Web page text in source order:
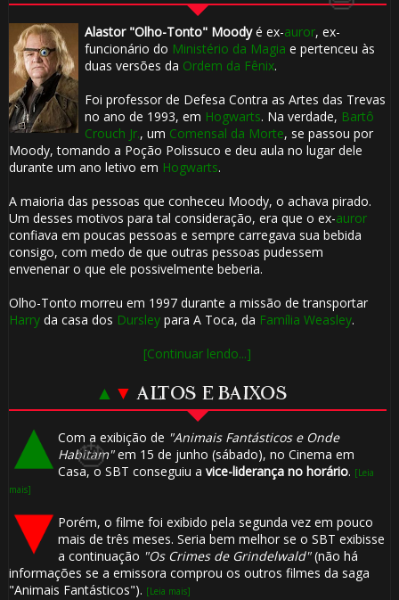
Alastor "Olho-Tonto" Moodyé ex-auror, ex-
funcionário do Ministério da Magia e pertenceu às
duas versões da Ordem da Fênix.
Foi professor de Defesa Contra as Artes das Trevas
no ano de 1993, em Hogwarts. Na verdade, Bartô
Crouch Jr., um Comensal da Morte, se passou por
Moody, tomando a Poção Polissuco e deu aula no lugar dele
durante um ano letivo em Hogwarts.
A maioria das pessoas que conheceu Moody, o achava pirado.
Um desses motivos para tal consideração, era que o ex-auror
confiava em poucas pessoas e sempre carregava sua bebida
consigo, com medo de que outras pessoas pudessem
envenenar o que ele possivelmente beberia.
Olho-Tonto morreu em 1997 durante a missão de transportar
Harryda casa dos Dursleypara A Toca, da Família Weasley.
[Continuar lendo...]
▲ ▼ ALTOS E BAIXOS
Com a exibição de "Animais Fantásticos e Onde
Habitam"em 15 de junho (sábado), no Cinema em
Casa, o SBT conseguiu a vice-liderança no horário. [Leia
mais]
Porém, o filme foi exibido pela segunda vez em pouco
mais de três meses. Seria bem melhor se o SBT exibisse
a continuação "Os Crimes de Grindelwald"(não há
informações se a emissora comprou os outros filmes da saga
"Animais Fantásticos"). [Leia mais]
⚡
1️⃣ 8️⃣
1️⃣ 8️⃣
🎂
🎈